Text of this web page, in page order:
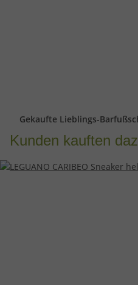
Gekaufte Lieblings-
Kunden kauften